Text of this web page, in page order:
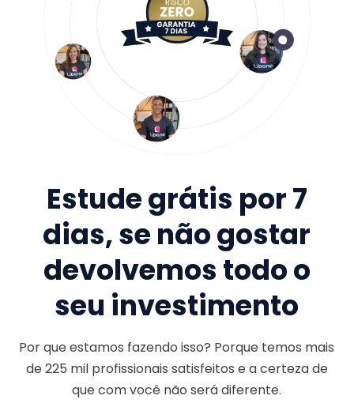
Estude grátis por 7
dias, se não gostar
devolvemos todo o
seu investimento
Por que estamos fazendo isso? Porque temos mais
de225 milprofissionais satisfeitos e a certeza de
que com você não será diferente.